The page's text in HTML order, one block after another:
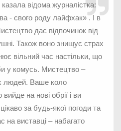
відома журналістка:
- свого роду лайфхак» . І в
дає відпочинок від
Також воно знищує страх
вільний час настільки, що
у комусь. Мистецтво –
людей. Ваше коло
на нові обрії і ви
за будь-якої погоди та
на виставці – набагато